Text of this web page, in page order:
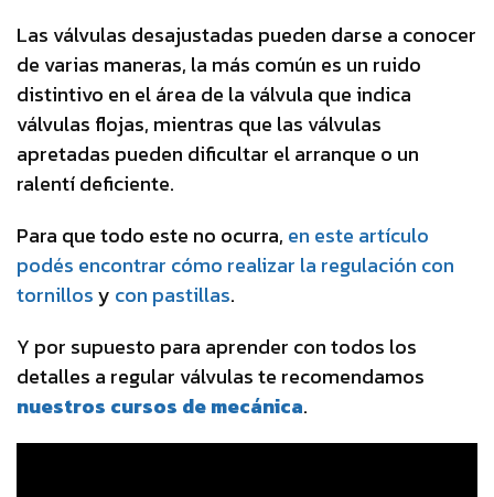
Las válvulas desajustadas pueden darse a conocer
de varias maneras, la más común es un ruido
distintivo en el área de la válvula que indica
válvulas flojas, mientras que las válvulas
apretadas pueden dificultar el arranque o un
ralentí deficiente.
Para que todo este no ocurra, en este artículo
podés encontrar cómo realizar la regulación con
tornillosy con pastillas.
Y por supuesto para aprender con todos los
detalles a regular válvulas te recomendamos
nuestros cursos de mecánica.